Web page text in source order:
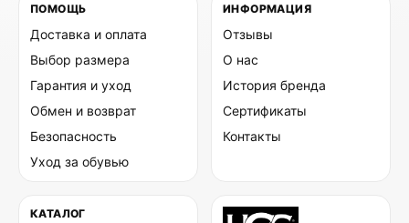
ПОМОЩЬ
Доставка и оплата
Выбор размера
Гарантия и уход
Обмен и возврат
Безопасность
Уход за обувью
ИНФОРМАЦИЯ
Отзывы
О нас
История бренда
Сертификаты
Контакты
КАТАЛОГ